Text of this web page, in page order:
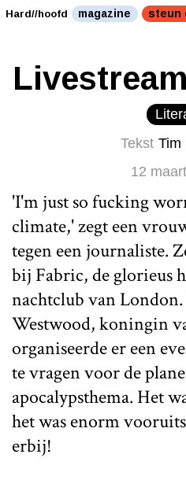
Hard//hoofd magazine steun
Tekst Tim
12
'I'm just so fucking
climate,' zegt een
tegen een journaliste.
bij Fabric, de glorieus
nachtclub van
Westwood, koningin
organiseerde er een
te vragen voor de
apocalypsthema. Het
het was enorm
erbij!